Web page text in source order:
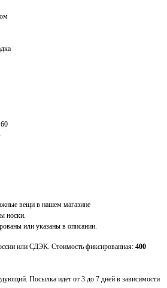
вещи в нашем магазине
носки.
или указаны в описании.
или СДЭК. Стоимость фиксированная: 400
Посылка идет от 3 до 7 дней в зависимости